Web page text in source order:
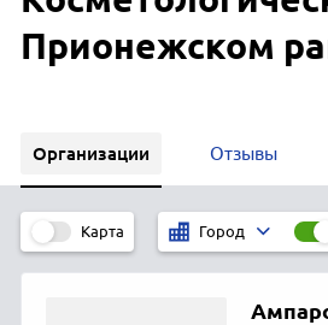
Прионежском
Организации Отзывы
Карта Город